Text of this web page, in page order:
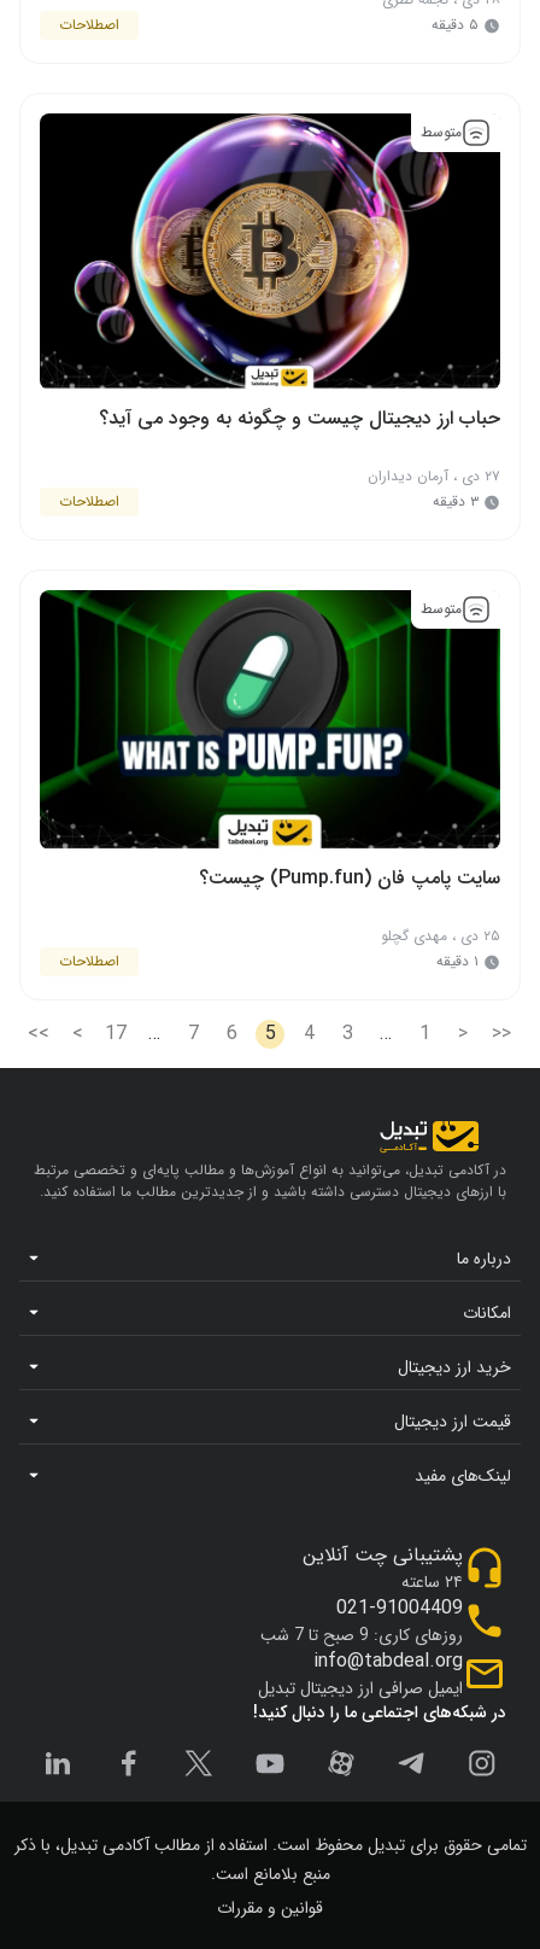
۵ دقیقه
اصطلاحات
متوسط
حباب ارز دیجیتال چیست و چگونه به وجود می آید؟
۲۷ دی ، آرمان دیداران
۳ دقیقه
اصطلاحات
متوسط
سایت پامپ فان (Pump.fun) چیست؟
۲۵ دی ، مهدی گچلو
۱ دقیقه
اصطلاحات
<<
<
1
…
3
4
5
6
7
…
17
>
>>
در آکادمی تبدیل، می‌توانید به انواع آموزش‌ها و مطالب پایه‌ای و تخصصی مرتبط
با ارزهای دیجیتال دسترسی داشته باشید و از جدیدترین مطالب ما استفاده کنید.
درباره ما
امکانات
خرید ارز دیجیتال
قیمت ارز دیجیتال
لینک‌های مفید
در شبکه‌های اجتماعی ما را دنبال کنید!
پشتیبانی چت آنلاین
۲۴ ساعته
021-91004409
روزهای کاری: 9 صبح تا 7 شب
info@tabdeal.org
ایمیل صرافی ارز دیجیتال تبدیل
تمامی حقوق برای تبدیل محفوظ است. استفاده از مطالب آکادمی تبدیل، با ذکر
منبع بلامانع است.
قوانین و مقررات